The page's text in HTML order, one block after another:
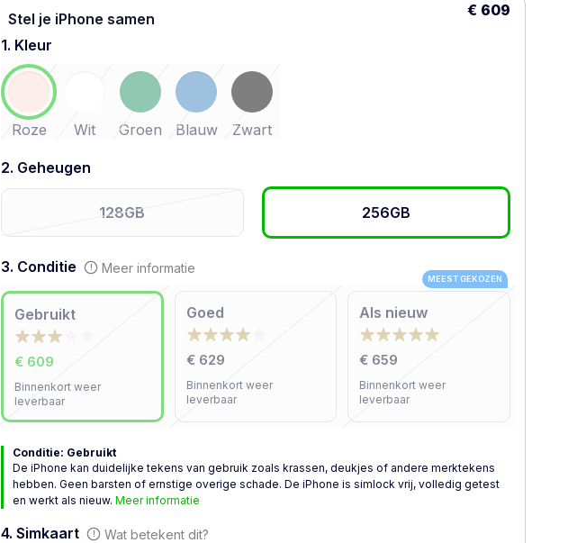
Stel je iPhone samen
€ 609
1. Kleur
Roze Wit Groen Blauw Zwart
2. Geheugen
128GB 256GB
3. Conditie Meer informatie
Gebruikt
€ 609
Binnenkort weer
leverbaar
Goed
€ 629
Binnenkort weer
leverbaar
Als nieuw
MEEST GEKOZEN
€ 659
Binnenkort weer
leverbaar
Conditie: Gebruikt
De iPhone kan duidelijke tekens van gebruik zoals krassen, deukjes of andere merktekens
hebben. Geen barsten of ernstige overige schade. De iPhone is simlock vrij, volledig getest
en werkt als nieuw. Meer informatie
4. Simkaart Wat betekent dit?